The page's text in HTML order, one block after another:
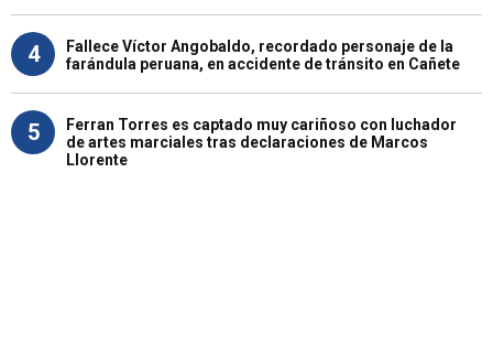
4
Fallece Víctor Angobaldo, recordado personaje de la
farándula peruana, en accidente de tránsito en Cañete
5
Ferran Torres es captado muy cariñoso con luchador
de artes marciales tras declaraciones de Marcos
Llorente